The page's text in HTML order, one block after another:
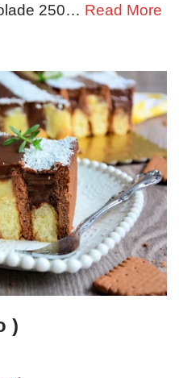
250… Read More
)